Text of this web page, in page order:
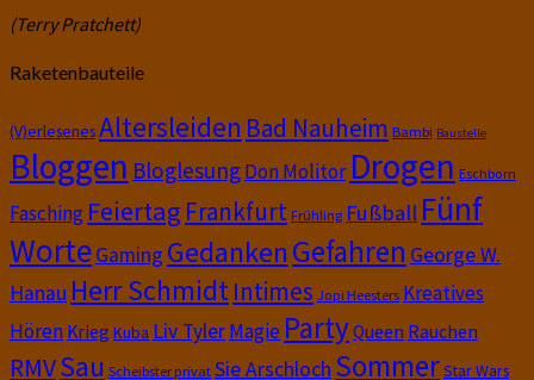
(Terry Pratchett)
Raketenbauteile
(V)erlesenesAltersleiden Bad Nauheim Bambi Baustelle
Bloggen BloglesungDon Molitor Drogen Eschborn
Fasching Feiertag Frankfurt Frühling Fußball Fünf
WorteGaming GedankenGefahren George W.
Hanau Herr SchmidtIntimes Jopi Heesters Kreatives
Hören Krieg Kuba Liv TylerMagie PartyQueen Rauchen
RMVSau Scheibster privat Sie Arschloch SommerStar Wars